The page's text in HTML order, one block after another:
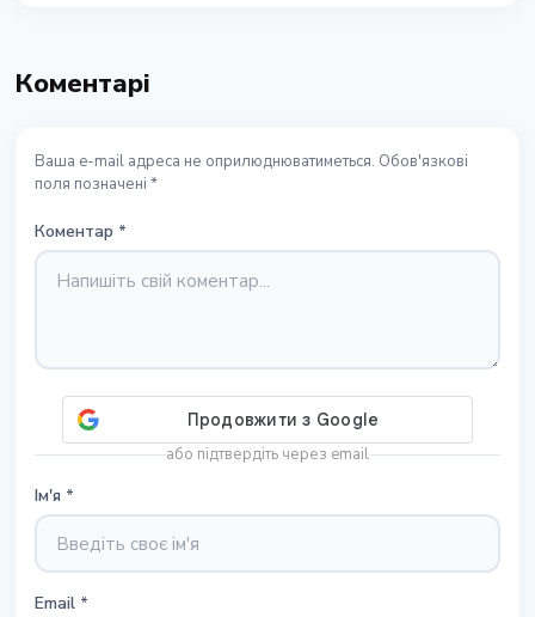
Коментарі
Ваша e-mail адреса не оприлюднюватиметься. Обов'язкові
поля позначені *
Коментар *
або підтвердіть через email
Ім'я *
Email *